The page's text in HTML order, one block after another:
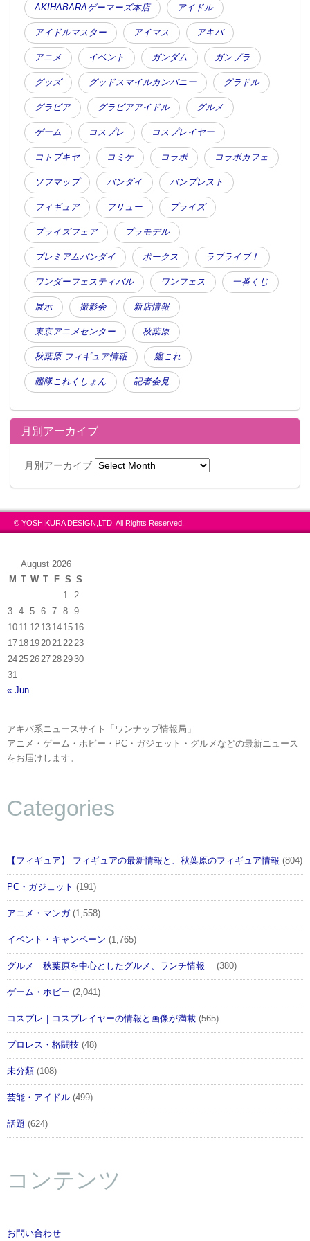
AKIHABARAゲーマーズ本店 アイドル
アイドルマスター アイマス アキバ
アニメ イベント ガンダム ガンプラ
グッズ グッドスマイルカンパニー グラドル
グラビア グラビアアイドル グルメ
ゲーム コスプレ コスプレイヤー
コトブキヤ コミケ コラボ コラボカフェ
ソフマップ バンダイ バンプレスト
フィギュア フリュー プライズ
プライズフェア プラモデル
プレミアムバンダイ ボークス ラブライブ！
ワンダーフェスティバル ワンフェス 一番くじ
展示 撮影会 新店情報
東京アニメセンター 秋葉原
秋葉原 フィギュア情報 艦これ
艦隊これくしょん 記者会見
月別アーカイブ
月別アーカイブ
© YOSHIKURA DESIGN,LTD. All Rights Reserved.
August 2026
M T W T F S S
1
2
3
4 5 6 7 8
9
10 11 12 13 14 15 16
17 18 19 20 21 22 23
24 25 26 27 28 2930
31
« Jun
アキバ系ニュースサイト「ワンナップ情報局」
アニメ・ゲーム・ホビー・PC・ガジェット・グルメなどの最新ニュース
をお届けします。
Categories
【フィギュア】 フィギュアの最新情報と、秋葉原のフィギュア情報 (804)
PC・ガジェット (191)
アニメ・マンガ(1,558)
イベント・キャンペーン (1,765)
グルメ 秋葉原を中心としたグルメ、ランチ情報 (380)
ゲーム・ホビー (2,041)
コスプレ｜コスプレイヤーの情報と画像が満載 (565)
プロレス・格闘技 (48)
未分類 (108)
芸能・アイドル (499)
話題 (624)
コンテンツ
お問い合わせ